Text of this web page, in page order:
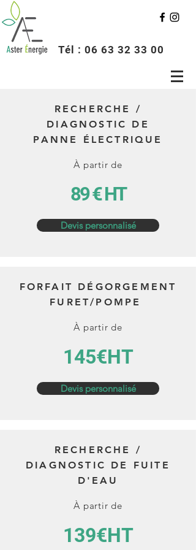
Tél : 06 63 32 33 00
RECHERCHE /
DIAGNOSTIC DE
PANNE ÉLECTRIQUE
À partir de
89 € HT
Devis personnalisé
FORFAIT DÉGORGEMENT
FURET/POMPE
À partir de
145€HT
Devis personnalisé
RECHERCHE /
DIAGNOSTIC DE FUITE
D'EAU
À partir de
139€HT